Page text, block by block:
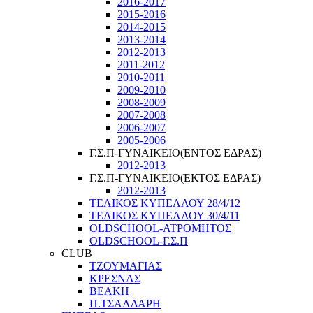
2015-2016
2014-2015
2013-2014
2012-2013
2011-2012
2010-2011
2009-2010
2008-2009
2007-2008
2006-2007
2005-2006
Γ.Σ.Π-ΓΥΝΑΙΚΕΙΟ(ΕΝΤΟΣ ΕΔΡΑΣ)
2012-2013
Γ.Σ.Π-ΓΥΝΑΙΚΕΙΟ(ΕΚΤΟΣ ΕΔΡΑΣ)
2012-2013
ΤΕΛΙΚΟΣ ΚΥΠΕΛΛΟΥ 28/4/12
ΤΕΛΙΚΟΣ ΚΥΠΕΛΛΟΥ 30/4/11
OLDSCHOOL-ΑΤΡΟΜΗΤΟΣ
OLDSCHOOL-Γ.Σ.Π
CLUB
ΤΖΟΥΜΑΓΙΑΣ
ΚΡΕΣΝΑΣ
ΒΕΑΚΗ
Π.ΤΣΑΛΔΑΡΗ